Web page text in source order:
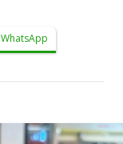
WhatsApp